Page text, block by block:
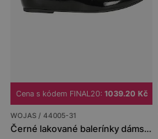
Cena s kódem FINAL20: 1039.20 Kč
WOJAS / 44005-31
Černé lakované balerínky dámské